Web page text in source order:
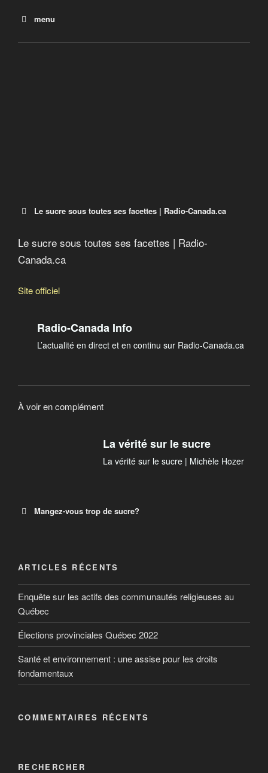
menu
Le sucre sous toutes ses facettes | Radio-Canada.ca
Le sucre sous toutes ses facettes |
Radio-Canada.ca
Le sucre sous toutes ses facettes | Radio-
Canada.ca
Site officiel
Radio-Canada Info
L’actualité en direct et en continu sur Radio-Canada.ca
À voir en complément
La vérité sur le sucre
La vérité sur le sucre | Michèle Hozer
Mangez-vous trop de sucre?
Mangez-vous trop de sucre?
En Amérique du Nord, et surtout aux États-Unis, c’est
connu : nous mangeons trop de sucre. Au cours des
50 dernières années, la consommation mondiale a
triplé, principalement à cause des aliments
transformés, auxquels on ajoute du sucre.
ARTICLES RÉCENTS
Enquête sur les actifs des communautés religieuses au
Québec
Élections provinciales Québec 2022
Santé et environnement : une assise pour les droits
fondamentaux
COMMENTAIRES RÉCENTS
RECHERCHER